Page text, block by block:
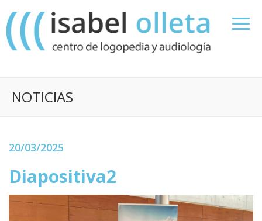
NOTICIAS
20/03/2025
Diapositiva2